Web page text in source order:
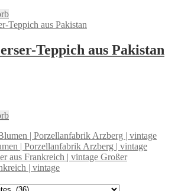
Teppich aus Pakistan
| Porzellanfabrik Arzberg | vintage
Großer
| vintage